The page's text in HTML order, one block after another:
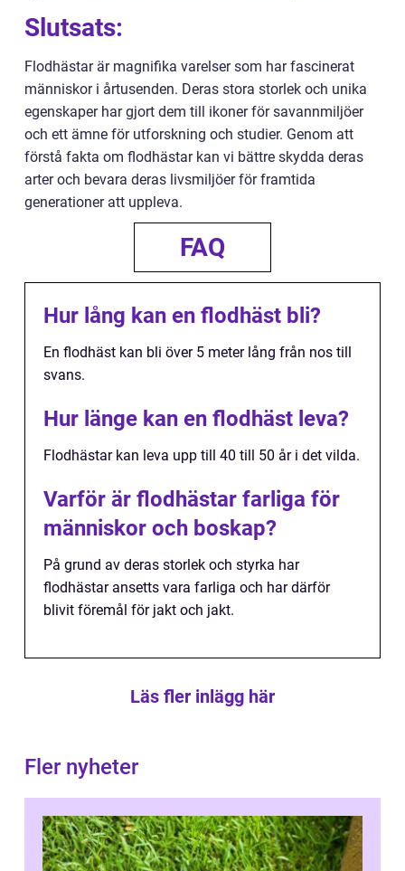
Slutsats:
Flodhästar är magnifika varelser som har fascinerat
människor i årtusenden. Deras stora storlek och unika
egenskaper har gjort dem till ikoner för savannmiljöer
och ett ämne för utforskning och studier. Genom att
förstå fakta om flodhästar kan vi bättre skydda deras
arter och bevara deras livsmiljöer för framtida
generationer att uppleva.
FAQ
Hur lång kan en flodhäst bli?
En flodhäst kan bli över 5 meter lång från nos till
svans.
Hur länge kan en flodhäst leva?
Flodhästar kan leva upp till 40 till 50 år i det vilda.
Varför är flodhästar farliga för
människor och boskap?
På grund av deras storlek och styrka har
flodhästar ansetts vara farliga och har därför
blivit föremål för jakt och jakt.
Läs fler inlägg här
Fler nyheter